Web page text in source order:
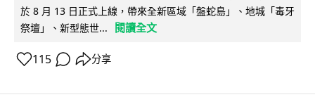
於 8 月 13 日正式上線，帶來全新區域「盤蛇島」、地城「毒牙
祭壇」、新型態世...
閱讀全文
115 分享